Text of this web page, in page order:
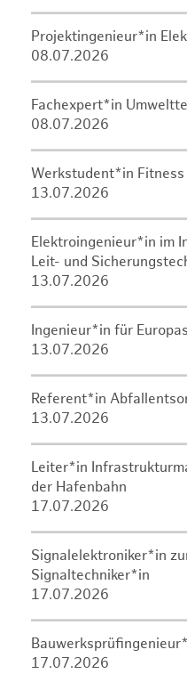
Projektingenieur*in
08.07.2026
Fachexpert*in
08.07.2026
Werkstudent*in Fitness
13.07.2026
Elektroingenieur*in im
Leit- und
13.07.2026
Ingenieur*in für
13.07.2026
Referent*in
13.07.2026
Leiter*in
der Hafenbahn
17.07.2026
Signalelektroniker*in
Signaltechniker*in
17.07.2026
17.07.2026